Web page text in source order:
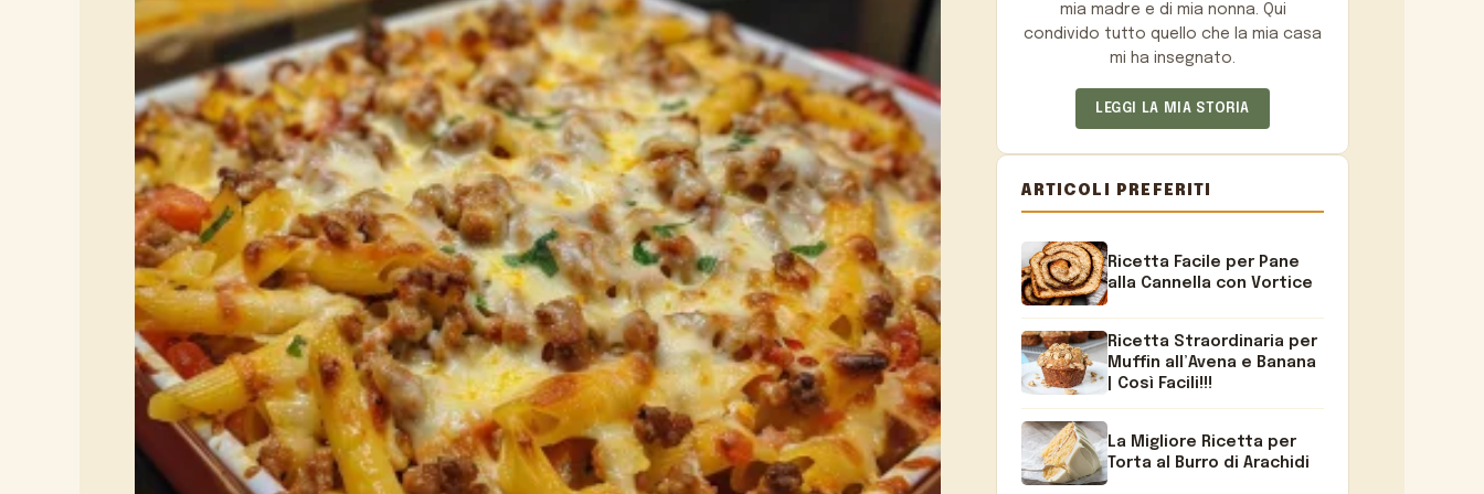
mia madre e di mia nonna. Qui
condivido tutto quello che la mia casa
mi ha insegnato.
LEGGI LA MIA STORIA
ARTICOLI PREFERITI
Ricetta Facile per Pane
alla Cannella con Vortice
Ricetta Straordinaria per
Muffin all’Avena e Banana
| Così Facili!!!
La Migliore Ricetta per
Torta al Burro di Arachidi